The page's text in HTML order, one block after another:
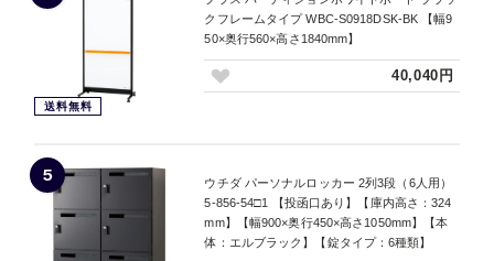
送料無料
クフレームタイプ WBC-S0918DSK-BK 【幅9
50×奥行560×高さ1840mm】
40,040円
5
ウチダ パーソナルロッカー 2列3段（6人用）
5-856-54□1 【投函口あり】【庫内高さ：324
mm】【幅900×奥行450×高さ1050mm】【本
体：エルブラック】【錠タイプ：6種類】